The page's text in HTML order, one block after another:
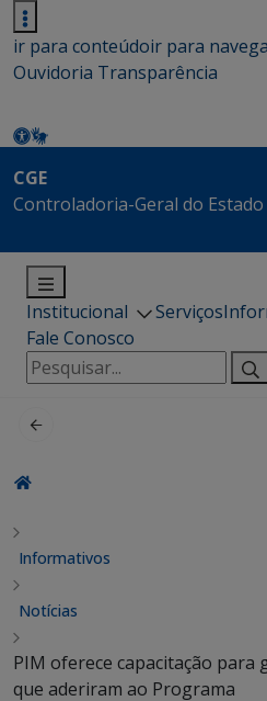
ir para conteúdoir para
Ouvidoria Transparência
CGE
Controladoria-Geral do Estado
Institucional Serviços
Fale Conosco
Pesquisar
por:
Informativos
Notícias
PIM oferece capacitação para
que aderiram ao Programa